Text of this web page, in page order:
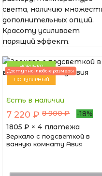
света, наличию
дополнительных опций.
Красоту усиливает
парящий эффект.
НОВИНКА
ПОПУЛЯРНЫЙ
Доступны любые размеры
Есть в наличии
7 220 ₽ 8 900 ₽
-18%
1805 ₽ × 4 платежа
Зеркало с подсветкой в
ванную комнату Авия